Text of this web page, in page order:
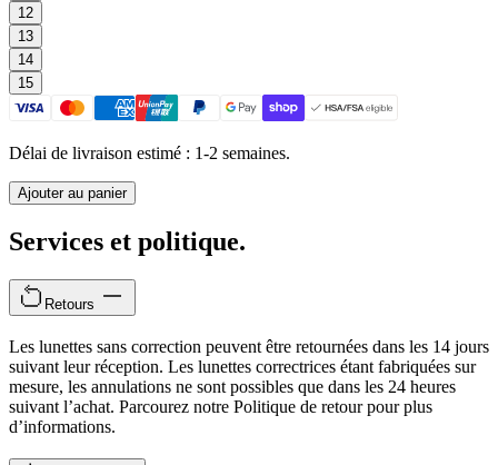
12
13
14
15
Délai de livraison estimé : 1-2 semaines.
Ajouter au panier
Services et politique.
Retours
Les lunettes sans correction peuvent être retournées dans les 14 jours
suivant leur réception. Les lunettes correctrices étant fabriquées sur
mesure, les annulations ne sont possibles que dans les 24 heures
suivant l’achat. Parcourez notre Politique de retour pour plus
d’informations.